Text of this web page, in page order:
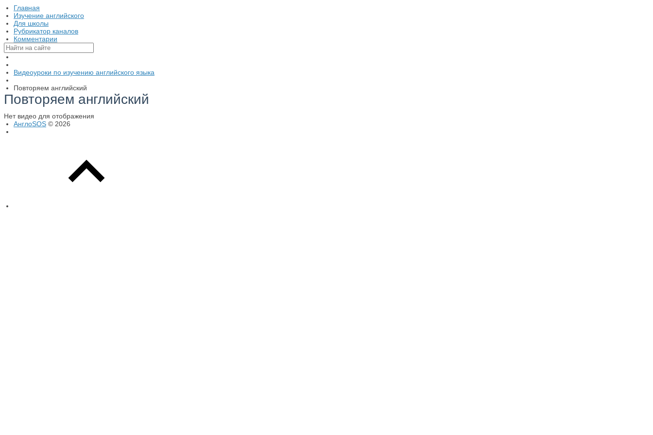
Главная
Изучение английского
Для школы
Рубрикатор каналов
Комментарии
Видеоуроки по изучению английского языка
Повторяем английский
Повторяем английский
Нет видео для отображения
АнглоSOS © 2026